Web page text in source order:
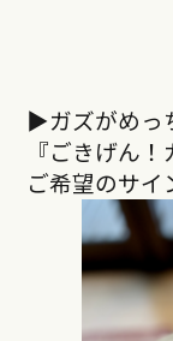
▶︎ガズがめっ
『ごきげん！
ご希望のサイ